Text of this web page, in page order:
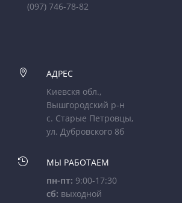
(097) 746-78-82

АДРЕС
Киевскя обл.,
Вышгородский р-н
с. Старые Петровцы,
ул. Дубровского 8б

МЫ РАБОТАЕМ
пн-пт: 9:00-17:30
сб: выходной